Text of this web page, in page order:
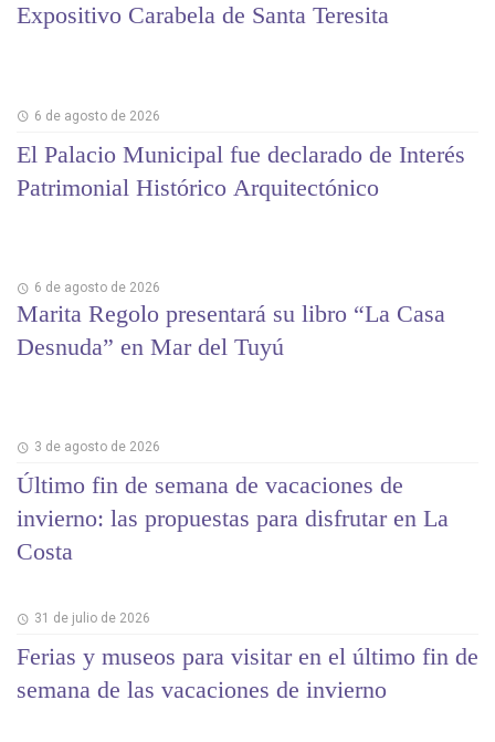
Expositivo Carabela de Santa Teresita
6 de agosto de 2026
El Palacio Municipal fue declarado de Interés
Patrimonial Histórico Arquitectónico
6 de agosto de 2026
Marita Regolo presentará su libro “La Casa
Desnuda” en Mar del Tuyú
3 de agosto de 2026
Último fin de semana de vacaciones de
invierno: las propuestas para disfrutar en La
Costa
31 de julio de 2026
Ferias y museos para visitar en el último fin de
semana de las vacaciones de invierno